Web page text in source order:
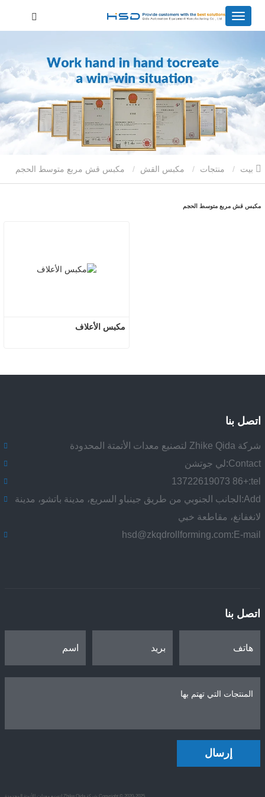
منتجات مكبس القش
مكبس قش مربع متوسط ​​الحجم
مكبس الأعلاف
اتصل بنا
شركة Zhike Qida لتصنيع معدات الأتمتة المحدودة
Contact: لي جوتشن
tel:
+86 13722619073
Add:
الجانب الجنوبي من طريق جينباو السريع، مدينة باتشو، مدينة
لانغفانغ، مقاطعة خبي
E-mail:
hsd@zkqdrollforming.com
اتصل بنا
إرسال